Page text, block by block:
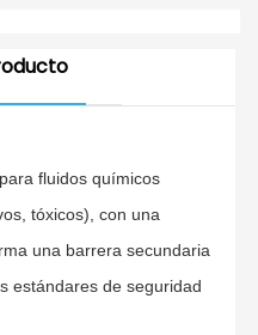
fluidos químicos
tóxicos), con una
una barrera secundaria
estándares de seguridad